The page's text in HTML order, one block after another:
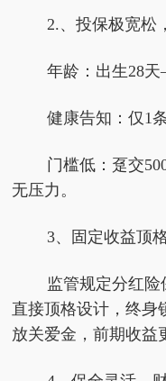
2.、投保极宽松
年龄：出生28
健康告知：仅1
门槛低：趸交
无压力。
3、固定收益顶
监管规定分红险
直接顶格设计，终身
放关爱金，前期收益